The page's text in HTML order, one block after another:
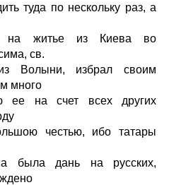
туда по нескольку раз, а
на житье из Киева во
св.
Волыни, избрал своим
много
ее на счет всех других
честью, ибо татары
была дань на русских,